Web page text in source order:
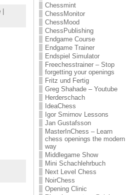
|
Chessmint
ChessMonitor
ChessMood
ChessPublishing
Endgame Course
Endgame Trainer
Endspiel Simulator
Freechesstrainer – Stop
forgetting your openings
Fritz und Fertig
Greg Shahade – Youtube
Herderschach
IdeaChess
Igor Smirnov Lessons
Jan Gustafsson
MasterInChess – Learn
chess openings the modern
way
Middlegame Show
Mini Schachlehrbuch
Next Level Chess
NoirChess
Opening Clinic